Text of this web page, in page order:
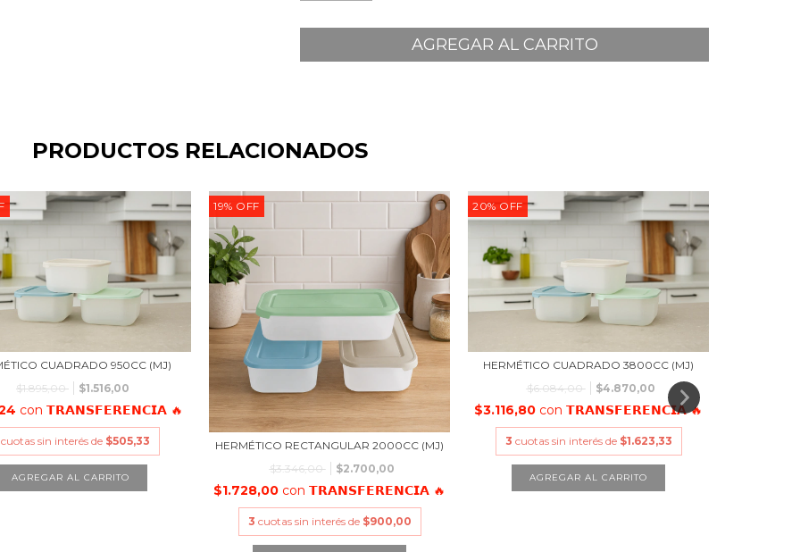
PRODUCTOS RELACIONADOS
CUADRADO 950CC (MJ)
$1.895,00
$1.516,00
con 𝗧𝗥𝗔𝗡𝗦𝗙𝗘𝗥𝗘𝗡𝗖𝗜𝗔 🔥
cuotas sin interés de $505,33
19% OFF
HERMÉTICO RECTANGULAR 2000CC (MJ)
$3.346,00
$2.700,00
$1.728,00 con 𝗧𝗥𝗔𝗡𝗦𝗙𝗘𝗥𝗘𝗡𝗖𝗜𝗔 🔥
3 cuotas sin interés de $900,00
20% OFF
HERMÉTICO CUADRADO 3800CC (MJ)
$6.084,00
$4.870,00
$3.116,80 con 𝗧𝗥𝗔𝗡𝗦𝗙𝗘𝗥𝗘𝗡𝗖𝗜𝗔 🔥
3 cuotas sin interés de $1.623,33